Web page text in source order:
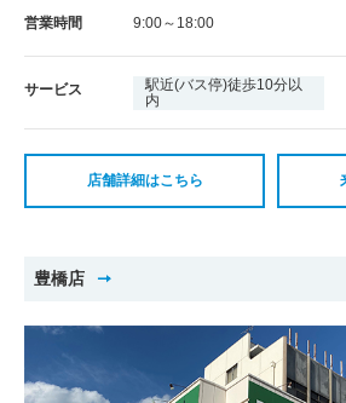
営業時間 9:00～18:00
サービス
駅近(バス停)徒歩10分以
内
店舗詳細はこちら
豊橋店